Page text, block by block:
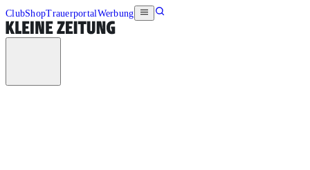
ClubShopTrauerportalWerbung